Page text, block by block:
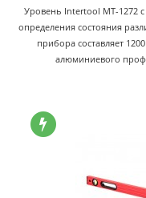
Уровень Intertool MT-1272
определения состояния
прибора составляет
алюминиевого